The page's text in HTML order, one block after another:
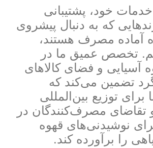
خود، پشتیبانی
که به دنبال پیشروی
آماده مصرف هستند،
تخصص عمیق ما در
آسیایی و فضای کالاهای
تضمین می‌کند که
توزیع بین‌المللی
تقاضای مصرف‌کنندگان در
۲۰۲۶ برای نوشیدنی‌های قهوه
را برآورده کند.